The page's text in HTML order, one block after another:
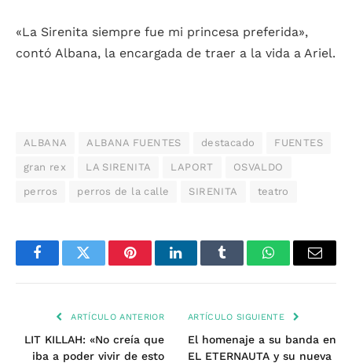
«La Sirenita siempre fue mi princesa preferida»,
contó Albana, la encargada de traer a la vida a Ariel.
ALBANA ALBANA FUENTES destacado FUENTES
gran rex LA SIRENITA LAPORT OSVALDO
perros perros de la calle SIRENITA teatro
FacebookTwitter PinterestLinkedInTumblr WhatsAppEmail
ARTÍCULO ANTERIOR
LIT KILLAH: «No creía que
iba a poder vivir de esto
ARTÍCULO SIGUIENTE
El homenaje a su banda en
EL ETERNAUTA y su nueva